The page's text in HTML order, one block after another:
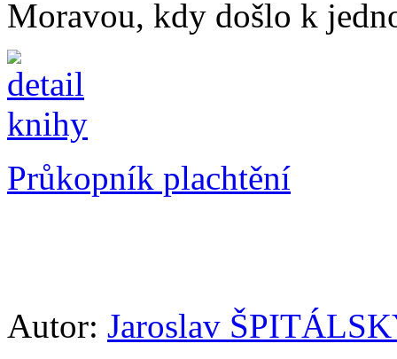
Moravou, kdy došlo k
Průkopník plachtění
Autor: Jaroslav